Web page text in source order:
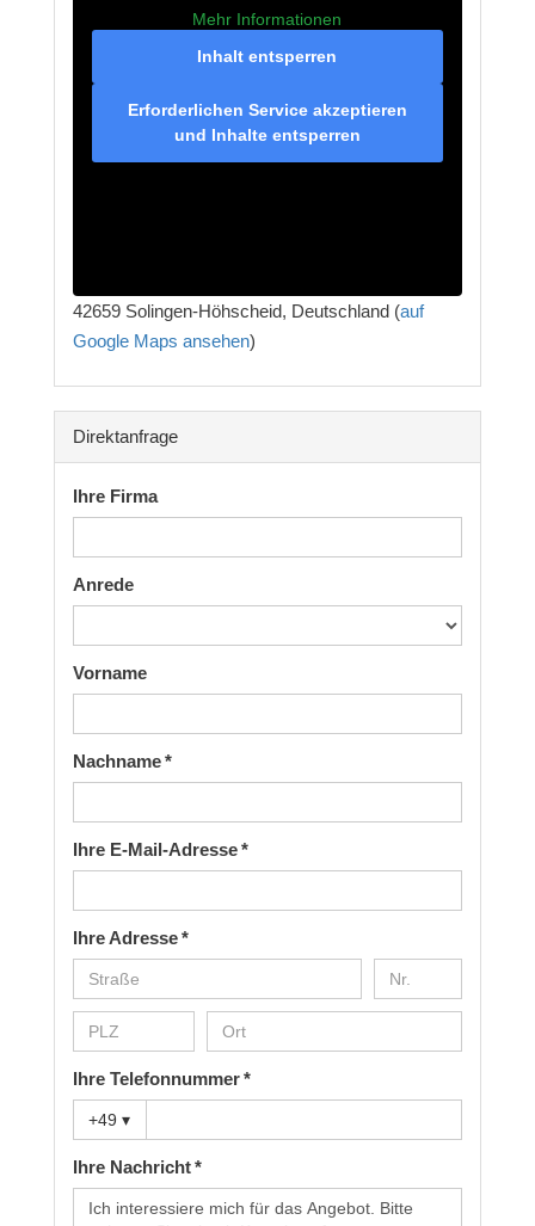
Mehr Informationen
Inhalt entsperren
Erforderlichen Service akzeptieren
und Inhalte entsperren
42659 Solingen-Höhscheid, Deutschland (auf
Google Maps ansehen)
Direktanfrage
Ihre Firma
Anrede
Vorname
Nachname *
Ihre E-Mail-Adresse *
Ihre Adresse *
Ihre Telefonnummer *
+49 ▾
Ihre Nachricht *